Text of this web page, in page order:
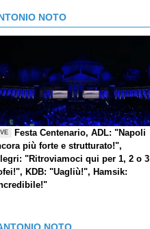
NOTO
Festa Centenario, ADL: "Napoli
più forte e strutturato!",
"Ritroviamoci qui per 1, 2 o 3
KDB: "Uagliù!", Hamsik: